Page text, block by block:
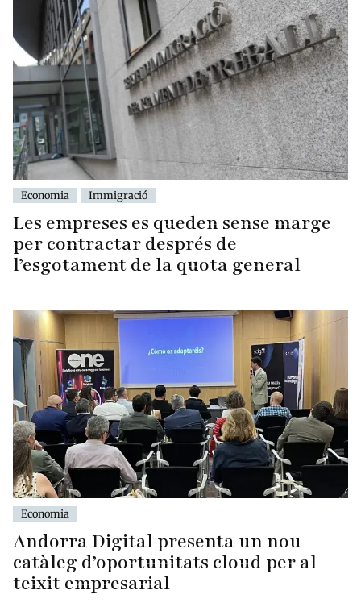
Economia Immigració
Les empreses es queden sense marge
per contractar després de
l’esgotament de la quota general
Economia
Andorra Digital presenta un nou
catàleg d’oportunitats cloud per al
teixit empresarial